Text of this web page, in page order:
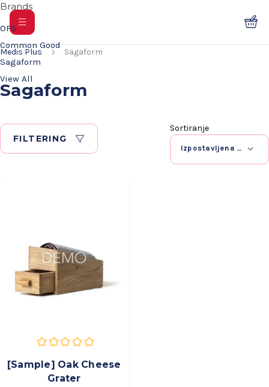
Medis Plus Sagaform
Sagaform
Brands
OFS
Common Good
Sagaform
View All
FILTERING
Sortiranje
[Sample] Oak Cheese
Grater